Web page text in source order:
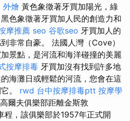
外燴 黃色象徵著牙買加陽光，綠
色象徵著牙買加人民的創造力和
摩推薦 seo 谷歌seo 牙買加人的
非常自豪。 法國人灣（Cove）
景點，是河流和海洋碰撞的美麗
按摩排毒 牙買加沒有找到許多地
海灘日或輕鬆的河流，您會在這
。 rwd 台中按摩排毒ptt 按摩學
爾夫俱樂部距離金斯敦
程，該俱樂部於1957年正式開